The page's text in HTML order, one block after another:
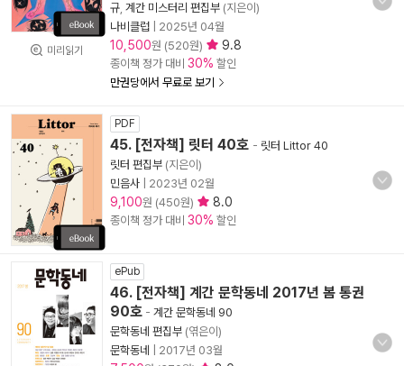
미리읽기
규 계간 미스터리 편집부 (지은이)
나비클럽
2025년 04월
10,500원 (520원) 9.8
종이책 정가 대비 30% 할인
만권당에서 무료로 보기
PDF
45. [전자책] 릿터 40호 - 릿터 Littor 40
릿터 편집부 (지은이)
민음사
2023년 02월
9,100원 (450원) 8.0
종이책 정가 대비 30% 할인
ePub
46. [전자책] 계간 문학동네 2017년 봄 통권
90호 - 계간 문학동네 90
문학동네 편집부 (엮은이)
문학동네
2017년 03월